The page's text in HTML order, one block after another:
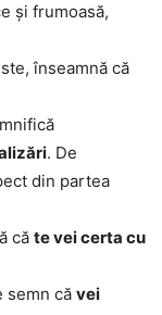
și frumoasă,
înseamnă că
. De
din partea
că te vei certa cu
semn că vei